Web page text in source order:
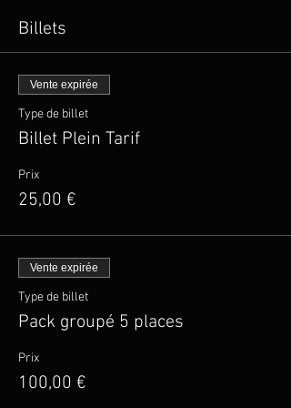
Billets
Vente expirée
Type de billet
Billet Plein Tarif
Prix
25,00 €
Vente expirée
Type de billet
Pack groupé 5 places
Prix
100,00 €